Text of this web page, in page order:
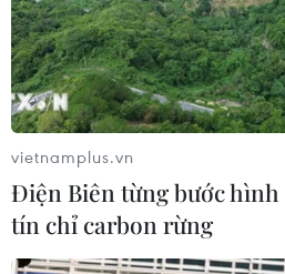
vietnamplus.vn
Điện Biên từng bước
tín chỉ carbon rừng